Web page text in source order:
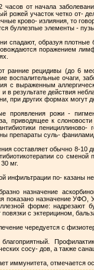
часов от начала
рожей участок четко от-
крово- излияния, то
буллезпые элементы -
спадают, образуя
поражением
ранние рецидивы (до 6
воспалительные очаги,
с выраженным
и в результате действия
при других формах могут
проявления рожи -
приводящее к
препараты суль-
составляет обычно 8-10
со
мг.
инфильтрации по- казаны
назначение
показано назначение
форме: надрезают
повязки с эктерицином,
чередуется с
благоприятный.
сосу- дов, а также
иммунитета, отмечается